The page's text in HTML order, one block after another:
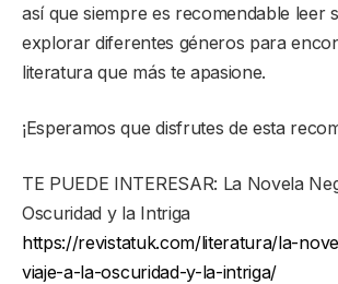
así que siempre es recomendable leer
explorar diferentes géneros para
literatura que más te apasione.
¡Esperamos que disfrutes de esta
TE PUEDE INTERESAR: La Novela
Oscuridad y la Intriga
https://revistatuk.com/literatura/la-
viaje-a-la-oscuridad-y-la-intriga/